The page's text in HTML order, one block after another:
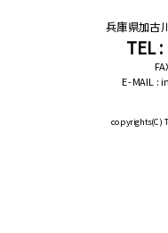
兵庫県加古
TEL
E-MAIL :
copyrights(C)